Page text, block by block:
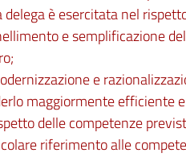
delega è esercitata nel
e semplificazione
e
maggiormente efficiente
delle competenze
riferimento alle